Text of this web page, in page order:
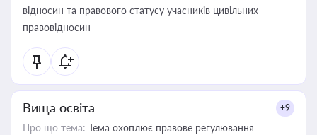
відносин та правового статусу учасників цивільних
правовідносин
Вища освіта +9
Про що тема: Тема охоплює правове регулювання